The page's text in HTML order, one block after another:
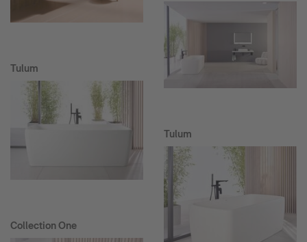
Tulum
Collection One
Tulum